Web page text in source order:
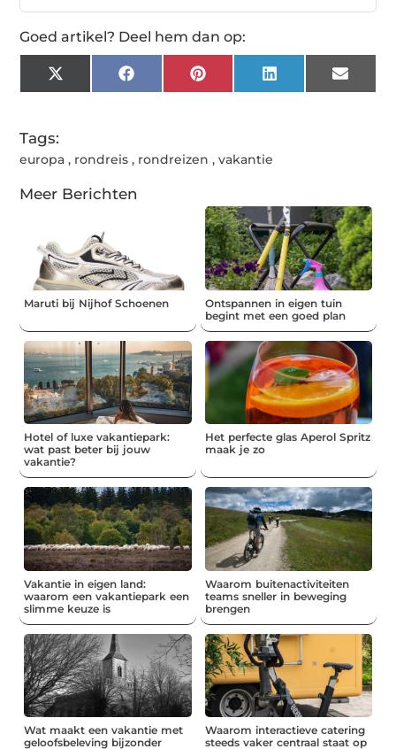
Goed artikel? Deel hem dan op:
X
(Twitter)
FacebookPinterestLinkedInEmail
Tags:
europa , rondreis , rondreizen ,vakantie
Meer Berichten
Maruti bij Nijhof Schoenen
Ontspannen in eigen tuin
begint met een goed plan
Hotel of luxe vakantiepark:
wat past beter bij jouw
vakantie?
Het perfecte glas Aperol Spritz
maak je zo
Vakantie in eigen land:
waarom een vakantiepark een
slimme keuze is
Waarom buitenactiviteiten
teams sneller in beweging
brengen
Wat maakt een vakantie met
geloofsbeleving bijzonder
Waarom interactieve catering
steeds vaker centraal staat op